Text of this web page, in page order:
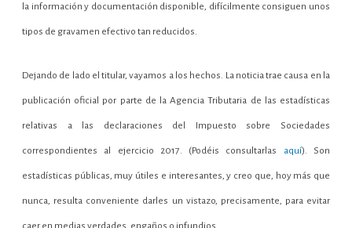
la información y documentación disponible, difícilmente consiguen unos
tipos de gravamen efectivo tan reducidos.
Dejando de lado el titular, vayamos a los hechos. La noticia trae causa en la
publicación oficial por parte de la Agencia Tributaria de las estadísticas
relativas a las declaraciones del Impuesto sobre Sociedades
correspondientes al ejercicio 2017. (Podéis consultarlas aquí). Son
estadísticas públicas, muy útiles e interesantes, y creo que, hoy más que
nunca, resulta conveniente darles un vistazo, precisamente, para evitar
caer en medias verdades, engaños o infundios.